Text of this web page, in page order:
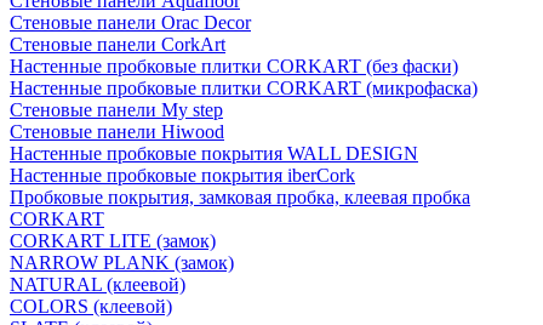
Стеновые панели Orac Decor
Стеновые панели CorkArt
Настенные пробковые плитки CORKART (без фаски)
Настенные пробковые плитки CORKART (микрофаска)
Стеновые панели My step
Стеновые панели Hiwood
Настенные пробковые покрытия WALL DESIGN
Настенные пробковые покрытия iberCork
Пробковые покрытия, замковая пробка, клеевая пробка
CORKART
CORKART LITE (замок)
NARROW PLANK (замок)
NATURAL (клеевой)
COLORS (клеевой)